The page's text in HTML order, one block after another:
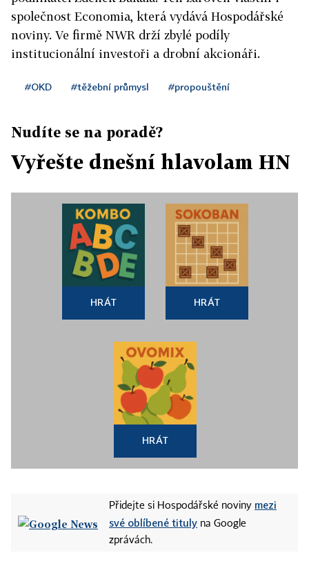
společnost Economia, která vydává Hospodářské
noviny. Ve firmě NWR drží zbylé podíly
institucionální investoři a drobní akcionáři.
#OKD #těžební průmysl #propouštění
Nudíte se na poradě?
Vyřešte dnešní hlavolam HN
HRÁT HRÁT
HRÁT
Přidejte si Hospodářské noviny mezi
své oblíbené tituly na Google
zprávách.